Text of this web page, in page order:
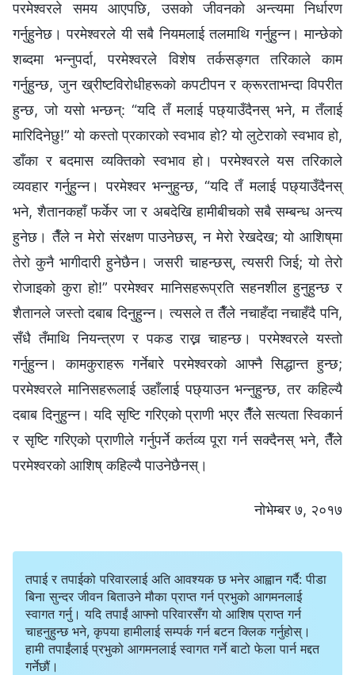
परमेश्‍वरले समय आएपछि, उसको जीवनको अन्त्यमा निर्धारण
गर्नुहुनेछ। परमेश्‍वरले यी सबै नियमलाई तलमाथि गर्नुहुन्‍न। मान्छेको
शब्दमा भन्‍नुपर्दा, परमेश्‍वरले विशेष तर्कसङ्गत तरिकाले काम
गर्नुहुन्छ, जुन ख्रीष्टविरोधीहरूको कपटीपन र क्रूरताभन्दा विपरीत
हुन्छ, जो यसो भन्छन्: “यदि तँ मलाई पछ्याउँदैनस् भने, म तँलाई
मारिदिनेछु!” यो कस्तो प्रकारको स्वभाव हो? यो लुटेराको स्वभाव हो,
डाँका र बदमास व्यक्तिको स्वभाव हो। परमेश्‍वरले यस तरिकाले
व्यवहार गर्नुहुन्‍न। परमेश्‍वर भन्‍नुहुन्छ, “यदि तँ मलाई पछ्याउँदैनस्
भने, शैतानकहाँ फर्केर जा र अबदेखि हामीबीचको सबै सम्बन्ध अन्त्य
हुनेछ। तैँले न मेरो संरक्षण पाउनेछस्, न मेरो रेखदेख; यो आशिष्‌मा
तेरो कुनै भागीदारी हुनेछैन। जसरी चाहन्छस्, त्यसरी जिई; यो तेरो
रोजाइको कुरा हो!” परमेश्‍वर मानिसहरूप्रति सहनशील हुनुहुन्छ र
शैतानले जस्तो दबाब दिनुहुन्‍न। त्यसले त तैँले नचाहँदा नचाहँदै पनि,
सँधै तँमाथि नियन्त्रण र पकड राख्न चाहन्छ। परमेश्‍वरले यस्तो
गर्नुहुन्‍न। कामकुराहरू गर्नेबारे परमेश्‍वरको आफ्नै सिद्धान्त हुन्छ;
परमेश्‍वरले मानिसहरूलाई उहाँलाई पछ्याउन भन्नुहुन्छ, तर कहिल्यै
दबाब दिनुहुन्‍न। यदि सृष्टि गरिएको प्राणी भएर तैँले सत्यता स्विकार्न
र सृष्टि गरिएको प्राणीले गर्नुपर्ने कर्तव्य पूरा गर्न सक्दैनस् भने, तैँले
परमेश्‍वरको आशिष् कहिल्यै पाउनेछैनस्।
नोभेम्बर ७, २०१७
तपाई र तपाईको परिवारलाई अति आवश्यक छ भनेर आह्वान गर्दै: पीडा
बिना सुन्दर जीवन बिताउने मौका प्राप्त गर्न प्रभुको आगमनलाई
स्वागत गर्नु। यदि तपाईं आफ्नो परिवारसँग यो आशिष प्राप्त गर्न
चाहनुहुन्छ भने, कृपया हामीलाई सम्पर्क गर्न बटन क्लिक गर्नुहोस्।
हामी तपाईंलाई प्रभुको आगमनलाई स्वागत गर्ने बाटो फेला पार्न मद्दत
गर्नेछौं।